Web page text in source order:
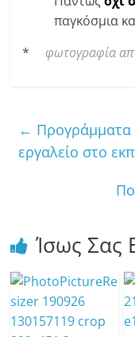
παγκόσμια
* φωτογραφία
← Προγράμματα
εργαλείο στο
Ίσως Σας